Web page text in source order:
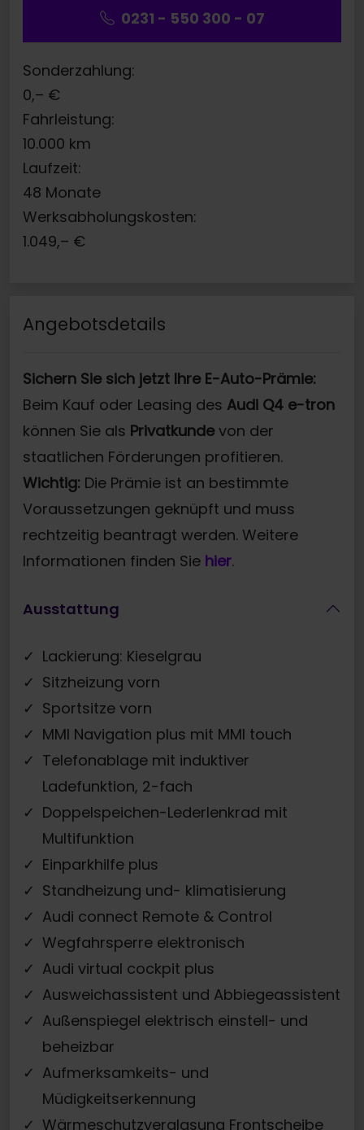
0231 - 550 300 - 07
Sonderzahlung:
0,– €
Fahrleistung:
10.000 km
Laufzeit:
48 Monate
Werksabholungskosten:
1.049,– €
Angebotsdetails
Sichern Sie sich jetzt Ihre E-Auto-Prämie:
Beim Kauf oder Leasing des Audi Q4 e-tron
können Sie als Privatkunde von der
staatlichen Förderungen profitieren.
Wichtig: Die Prämie ist an bestimmte
Voraussetzungen geknüpft und muss
rechtzeitig beantragt werden. Weitere
Informationen finden Sie hier.
Ausstattung
Lackierung: Kieselgrau
Sitzheizung vorn
Sportsitze vorn
MMI Navigation plus mit MMI touch
Telefonablage mit induktiver
Ladefunktion, 2-fach
Doppelspeichen-Lederlenkrad mit
Multifunktion
Einparkhilfe plus
Standheizung und- klimatisierung
Audi connect Remote & Control
Wegfahrsperre elektronisch
Audi virtual cockpit plus
Ausweichassistent und Abbiegeassistent
Außenspiegel elektrisch einstell- und
beheizbar
Aufmerksamkeits- und
Müdigkeitserkennung
Wärmeschutzverglasung Frontscheibe